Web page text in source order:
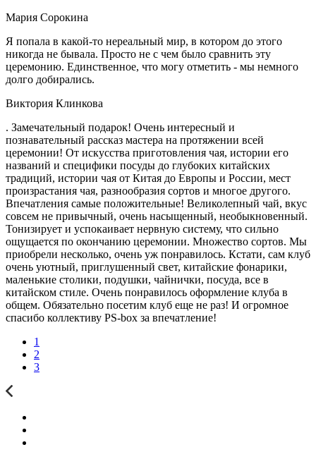
Мария Сорокина
Я попала в какой-то нереальный мир, в котором до этого
никогда не бывала. Просто не с чем было сравнить эту
церемонию. Единственное, что могу отметить - мы немного
долго добирались.
Виктория Клинкова
. Замечательный подарок! Очень интересный и
познавательный рассказ мастера на протяжении всей
церемонии! От искусства приготовления чая, истории его
названий и специфики посуды до глубоких китайских
традиций, истории чая от Китая до Европы и России, мест
произрастания чая, разнообразия сортов и многое другого.
Впечатления самые положительные! Великолепный чай, вкус
совсем не привычный, очень насыщенный, необыкновенный.
Тонизирует и успокаивает нервную систему, что сильно
ощущается по окончанию церемонии. Множество сортов. Мы
приобрели несколько, очень уж понравилось. Кстати, сам клуб
очень уютный, приглушенный свет, китайские фонарики,
маленькие столики, подушки, чайнички, посуда, все в
китайском стиле. Очень понравилось оформление клуба в
общем. Обязательно посетим клуб еще не раз! И огромное
спасибо коллективу PS-box за впечатление!
1
2
3